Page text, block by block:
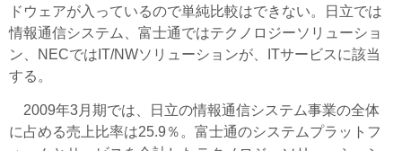
ドウェアが入っているので単純比較はできない。日立では
情報通信システム、富士通ではテクノロジーソリューショ
ン、NECではIT/NWソリューションが、ITサービスに該当
する。
2009年3月期では、日立の情報通信システム事業の全体
に占める売上比率は25.9％。富士通のシステムプラットフ